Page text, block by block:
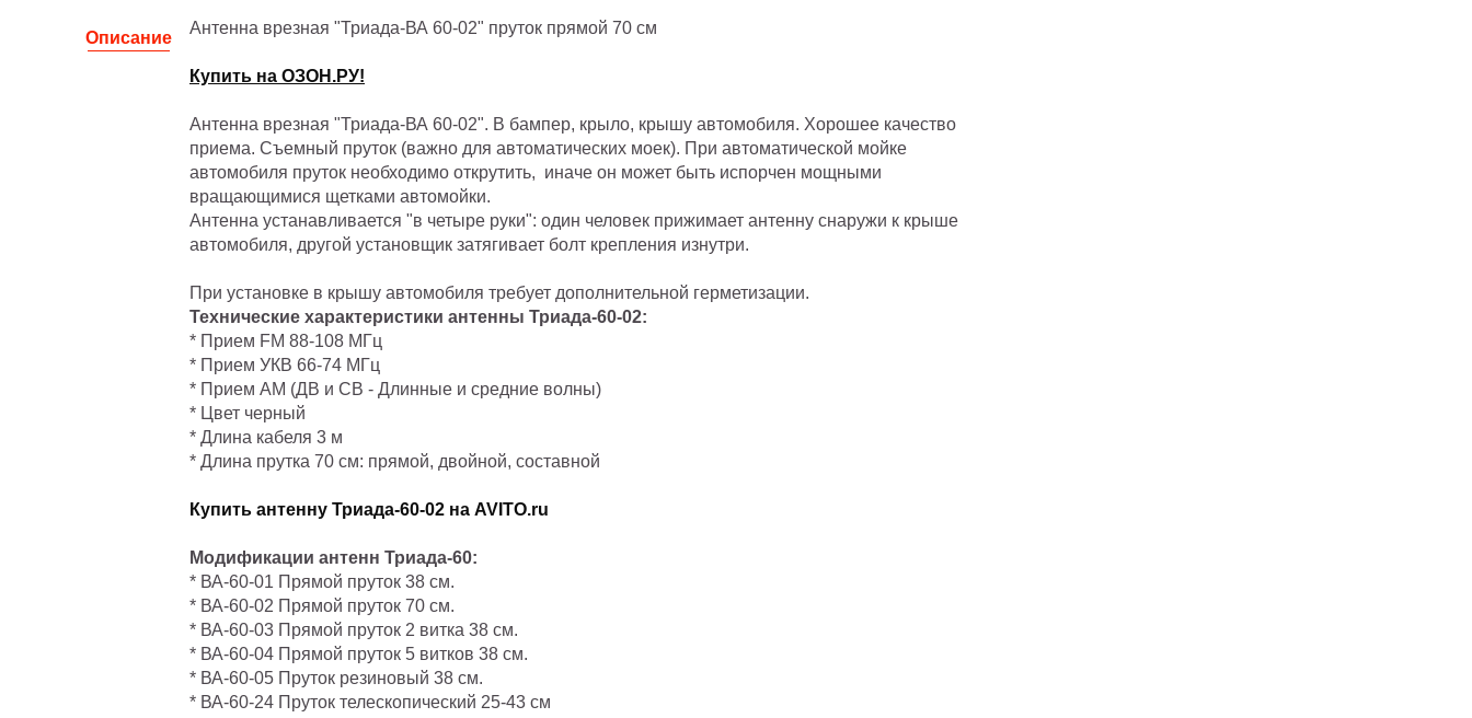
Описание
Антенна врезная "Триада-ВА 60-02" пруток прямой 70 см
Купить на ОЗОН.РУ!
Антенна врезная "Триада-ВА 60-02". В бампер, крыло, крышу автомобиля. Хорошее качество
приема. Съемный пруток (важно для автоматических моек). При автоматической мойке
автомобиля пруток необходимо открутить, иначе он может быть испорчен мощными
вращающимися щетками автомойки.
Антенна устанавливается "в четыре руки": один человек прижимает антенну снаружи к крыше
автомобиля, другой установщик затягивает болт крепления изнутри.
При установке в крышу автомобиля требует дополнительной герметизации.
Технические характеристики антенны Триада-60-02:
* Прием FM 88-108 МГц
* Прием УКВ 66-74 МГц
* Прием АМ (ДВ и СВ - Длинные и средние волны)
* Цвет черный
* Длина кабеля 3 м
* Длина прутка 70 см: прямой, двойной, составной
Купить антенну Триада-60-02 на AVITO.ru
Модификации антенн Триада-60:
* ВА-60-01 Прямой пруток 38 см.
* ВА-60-02 Прямой пруток 70 см.
* ВА-60-03 Прямой пруток 2 витка 38 см.
* ВА-60-04 Прямой пруток 5 витков 38 см.
* ВА-60-05 Пруток резиновый 38 см.
* ВА-60-24 Пруток телескопический 25-43 см